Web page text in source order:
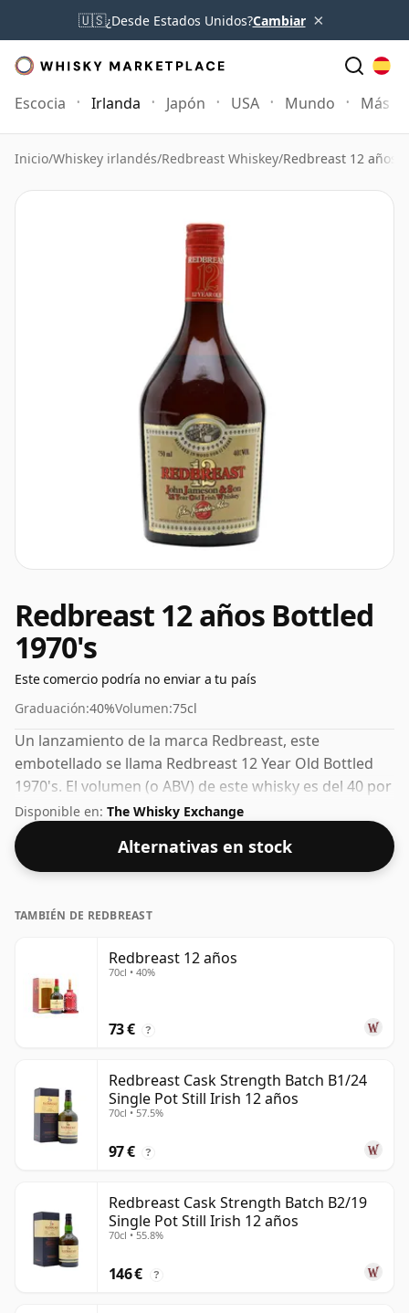
🇺🇸¿Desde Estados Unidos?Cambiar ×
Escocia Irlanda Japón USA Mundo Más
Inicio/Whiskey irlandés/Redbreast Whiskey/Redbreast 12 años
Redbreast 12 años Bottled
1970's
Este comercio podría no enviar a tu país
Graduación:40%Volumen:75cl
Un lanzamiento de la marca Redbreast, este
embotellado se llama Redbreast 12 Year Old Bottled
1970's. El volumen (o ABV) de este whisky es del 40 por
ciento, lo cual es común para el whisky escocés
mezclado, aunque muchos whiskies de pura malta se
embotellan con concentraciones más altas en estos
días. El tamaño de la botella es de 75cl.
Disponible en: The Whisky Exchange
Alternativas en stock
TAMBIÉN DE REDBREAST
Redbreast 12 años
70cl • 40%
73 € ?
Redbreast Cask Strength Batch B1/24
Single Pot Still Irish 12 años
70cl • 57.5%
97 € ?
Redbreast Cask Strength Batch B2/19
Single Pot Still Irish 12 años
70cl • 55.8%
146 € ?